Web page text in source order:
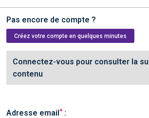
Pas encore de compte ?
Créez votre compte en quelques minutes
Connectez-vous pour consulter la
contenu
Adresse email*: